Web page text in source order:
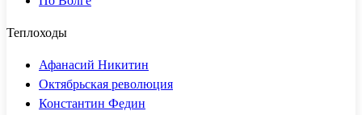
Теплоходы
Афанасий Никитин
Октябрьская революция
Константин Федин